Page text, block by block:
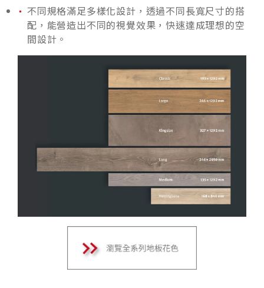
不同規格滿足多樣化設計，透過不同長寬尺寸的搭
配，能營造出不同的視覺效果，快速達成理想的空
間設計。